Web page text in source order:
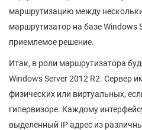
маршрутизацию между
маршрутизатор на базе Windows
приемлемое решение.
Итак, в роли маршрутизатора
Windows Server 2012 R2. Сервер
физических или виртуальных,
гипервизоре. Каждому
выделенный IP адрес из